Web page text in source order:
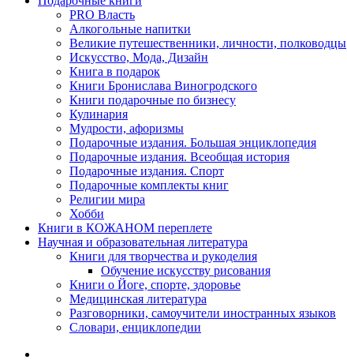
PRO Власть
Алкогольные напитки
Великие путешественники, личности, полководцы
Искусство, Мода, Дизайн
Книга в подарок
Книги Бронислава Виногродского
Книги подарочные по бизнесу
Кулинария
Мудрости, афоризмы
Подарочные издания. Большая энциклопедия
Подарочные издания. Всеобщая история
Подарочные издания. Спорт
Подарочные комплекты книг
Религии мира
Хобби
Книги в КОЖАНОМ переплете
Научная и образовательная литература
Книги для творчества и рукоделия
Обучение искусству рисования
Книги о Йоге, спорте, здоровье
Медицинская литература
Разговорники, самоучители иностранных языков
Словари, енциклопедии